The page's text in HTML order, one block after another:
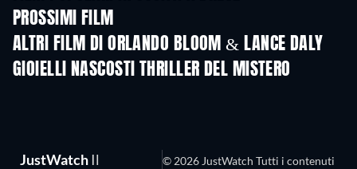
PROSSIMI FILM
ALTRI FILM DI ORLANDO BLOOM & LANCE DALY
GIOIELLI NASCOSTI THRILLER DEL MISTERO
TV
JustWatch Il
© 2026 JustWatch Tutti i contenuti